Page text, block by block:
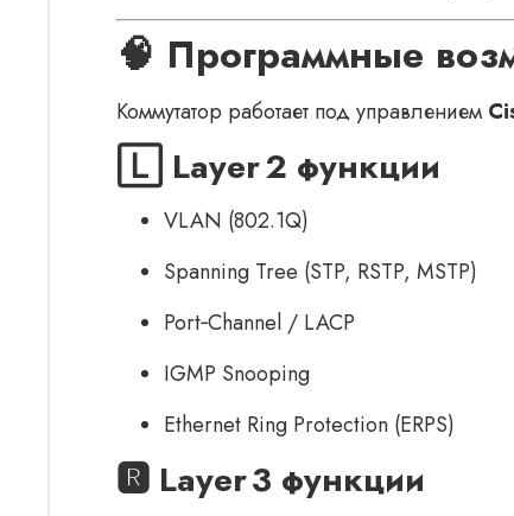
🧠 Программные
Коммутатор работает под управлением
🄻 Layer 2 функции
VLAN (802.1Q)
Spanning Tree (STP, RSTP, MSTP)
Port‑Channel / LACP
IGMP Snooping
Ethernet Ring Protection (ERPS)
🆁 Layer 3 функции